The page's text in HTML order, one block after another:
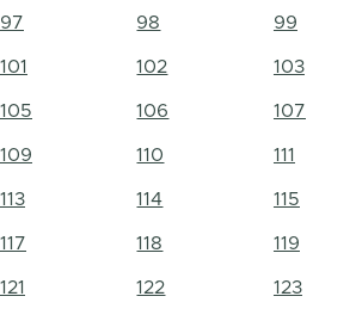
97 98 99
101 102 103
105 106 107
109 110 111
113 114 115
117 118 119
121 122 123